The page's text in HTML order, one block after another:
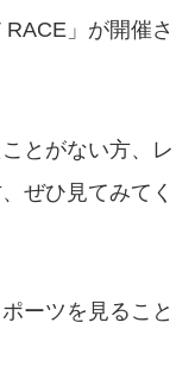
RACE」が開催さ
とがない方、レ
ぜひ見てみてく
ーツを見ること